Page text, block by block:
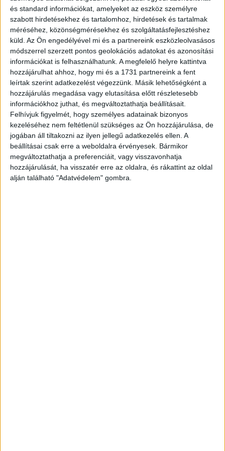
és standard információkat, amelyeket az eszköz személyre
szabott hirdetésekhez és tartalomhoz, hirdetések és tartalmak
méréséhez, közönségmérésekhez és szolgáltatásfejlesztéshez
küld. Az Ön engedélyével mi és a partnereink eszközleolvasásos
módszerrel szerzett pontos geolokációs adatokat és azonosítási
információkat is felhasználhatunk. A megfelelő helyre kattintva
hozzájárulhat ahhoz, hogy mi és a 1731 partnereink a fent
leírtak szerint adatkezelést végezzünk. Másik lehetőségként a
hozzájárulás megadása vagy elutasítása előtt részletesebb
információkhoz juthat, és megváltoztathatja beállításait.
Felhívjuk figyelmét, hogy személyes adatainak bizonyos
kezeléséhez nem feltétlenül szükséges az Ön hozzájárulása, de
jogában áll tiltakozni az ilyen jellegű adatkezelés ellen. A
beállításai csak erre a weboldalra érvényesek. Bármikor
megváltoztathatja a preferenciáit, vagy visszavonhatja
hozzájárulását, ha visszatér erre az oldalra, és rákattint az oldal
alján található "Adatvédelem" gombra.
feszült és szívszorító lélektani krimi, a Valan – Az
angyalok völgye is a négynapos eseménysorozaton
debütál, két közönségtalálkozó alkalmával a mozizók az
alkotókkal is beszélgethetnek. A Vadonvilág – Gróf
Széchenyi István Nyomában magyar dokumentumfilmet
mind a fővárosban, mind vidéken műsorra tűzi a Cinema
City, a Cinema City Westendben pedig filmklub
beszélgetésen vehetnek részt a nézők.
Premier előtti francia filmek
A francia vígjátékok kedvelői szintén premier előtt
nézhetik meg a Lázadók című alkotást, Vincent Cassel
főszereplésével pedig a Különleges életek című drámát.
Juliette Binoche főszereplésével egy francia-belga